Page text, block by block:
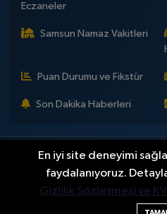
Eczaneler
Samsun Namaz Vakitleri
Puan Durumu ve Fikstür
Son Dakika Haberleri
İLETİŞİM KÜNYE
Yayın Politikaları ve Kullanım
Okan Çakır kimdir?
BİLİM
SAMSUNSPOR
En iyi site deneyimi
faydalanıyoruz.
Gizlilik Sözleşmesi ve